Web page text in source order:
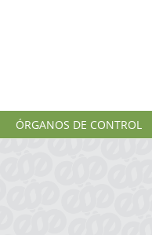
ÓRGANOS DE CONTROL